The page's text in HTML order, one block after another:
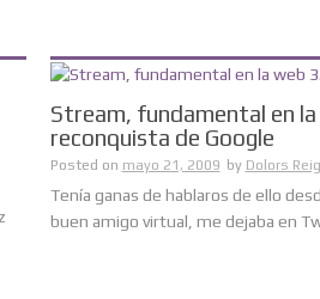
Stream, fundamental en
reconquista de Google
Posted on mayo 21, 2009 by Dolors Reig
Tenía ganas de hablaros de ello
buen amigo virtual, me dejaba en